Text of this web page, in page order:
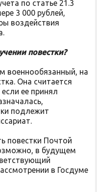
по статье 21.3
3 000 рублей,
воздействия
повестки?
военнообязанный, на
Она считается
ее принял
подлежит
повестки Почтой
в будущем
в Госдуме